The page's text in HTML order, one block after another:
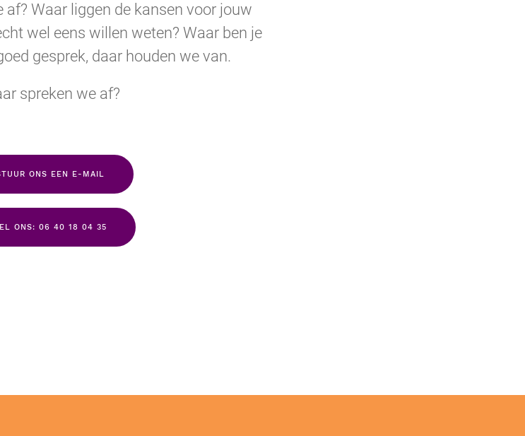
af? Waar liggen de kansen voor jouw
wel eens willen weten? Waar ben je
gesprek, daar houden we van.
spreken we af?
ONS EEN E-MAIL
ONS: 06 40 18 04 35